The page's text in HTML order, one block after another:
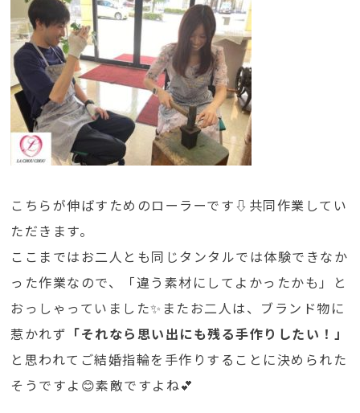
こちらが伸ばすためのローラーです⇩共同作業してい
ただきます。
ここまではお二人とも同じタンタルでは体験できなか
った作業なので、「違う素材にしてよかったかも」と
おっしゃっていました✨またお二人は、ブランド物に
惹かれず 「それなら思い出にも残る手作りしたい！」
と思われてご結婚指輪を手作りすることに決められた
そうですよ😊素敵ですよね💕